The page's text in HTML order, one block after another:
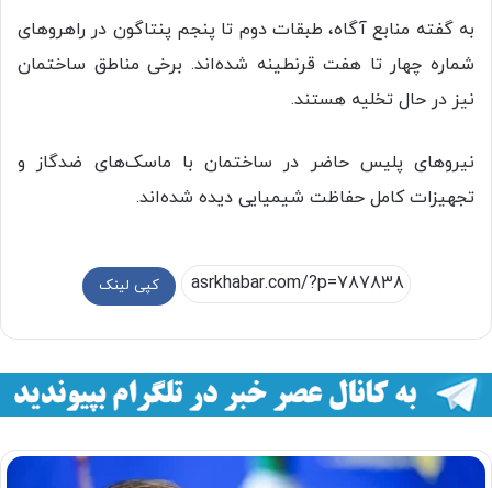
به گفته منابع آگاه، طبقات دوم تا پنجم پنتاگون در راهروهای
شماره چهار تا هفت قرنطینه شده‌اند. برخی مناطق ساختمان
نیز در حال تخلیه هستند.
نیروهای پلیس حاضر در ساختمان با ماسک‌های ضدگاز و
تجهیزات کامل حفاظت شیمیایی دیده شده‌اند.
کپی لینک